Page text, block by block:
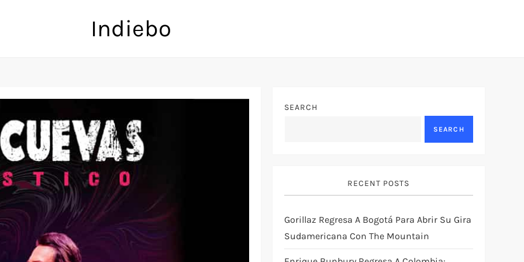
Indiebo
SEARCH
SEARCH
RECENT POSTS
Gorillaz Regresa A Bogotá Para Abrir Su Gira
Sudamericana Con The Mountain